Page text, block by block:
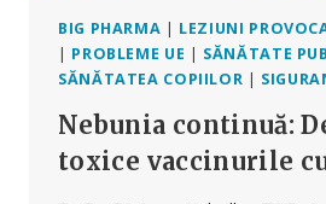
BIG PHARMA | LEZIUNI
| PROBLEME UE | SĂNĂTATE
SĂNĂTATEA COPIILOR |
Nebunia continuă:
toxice vaccinurile